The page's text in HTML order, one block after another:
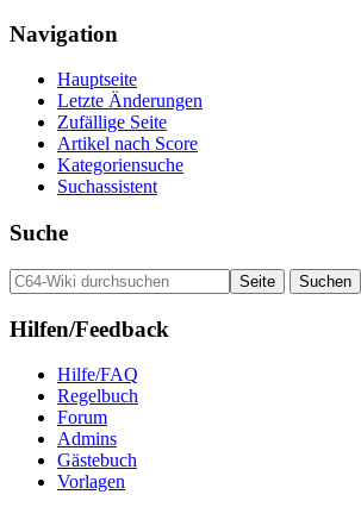
Navigation
Hauptseite
Letzte Änderungen
Zufällige Seite
Artikel nach Score
Kategoriensuche
Suchassistent
Suche
Hilfen/Feedback
Hilfe/FAQ
Regelbuch
Forum
Admins
Gästebuch
Vorlagen